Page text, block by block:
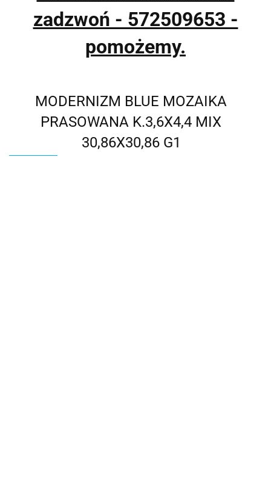
zadzwoń - 572509653 -
pomożemy.
MODERNIZM BLUE MOZAIKA
PRASOWANA K.3,6X4,4 MIX
30,86X30,86 G1